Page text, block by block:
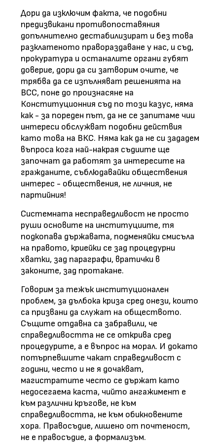
Дори да изключим факта, че подобни
предизвикани противопоставяния
допълнително дестабилизират и без това
разклатеното правораздаване у нас, и съд,
прокуратура и останалите органи губят
доверие, дори да си затворим очите, че
трябва да се изпълняват решенията на
ВСС, поне до произнасяне на
Конституционния съд по този казус, няма
как - за пореден път, да не се запитаме чии
интереси обслужват подобни действия
като това на ВКС. Няма как да не си зададем
въпроса кога най-накрая съдиите ще
започнат да работят за интересите на
гражданите, съблюдавайки обществения
интерес - обществения, не личния, не
партийния!
Системната несправедливост не просто
руши основите на институциите, тя
подкопава държавата, подменяйки смисъла
на правото, криейки се зад процедурни
хватки, зад параграфи, вратички в
законите, зад протакане.
Говорим за тежък институционален
проблем, за дълбока криза сред онези, които
са призвани да служат на обществото.
Същите отдавна са забравили, че
справедливостта не се открива сред
процедурите, а е въпрос на морал. И докато
потърпевшите чакат справедливост с
години, често и не я дочакват,
магистратите често се държат като
недосегаема каста, чийто ангажимент е
към различни кръгове, не към
справедливостта, не към обикновените
хора. Правосъдие, лишено от почтеност,
не е правосъдие, а формализъм.